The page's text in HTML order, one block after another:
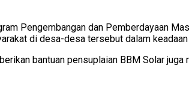
Pengembangan dan Pemberdayaan
di desa-desa tersebut dalam
bantuan pensuplaian BBM Solar